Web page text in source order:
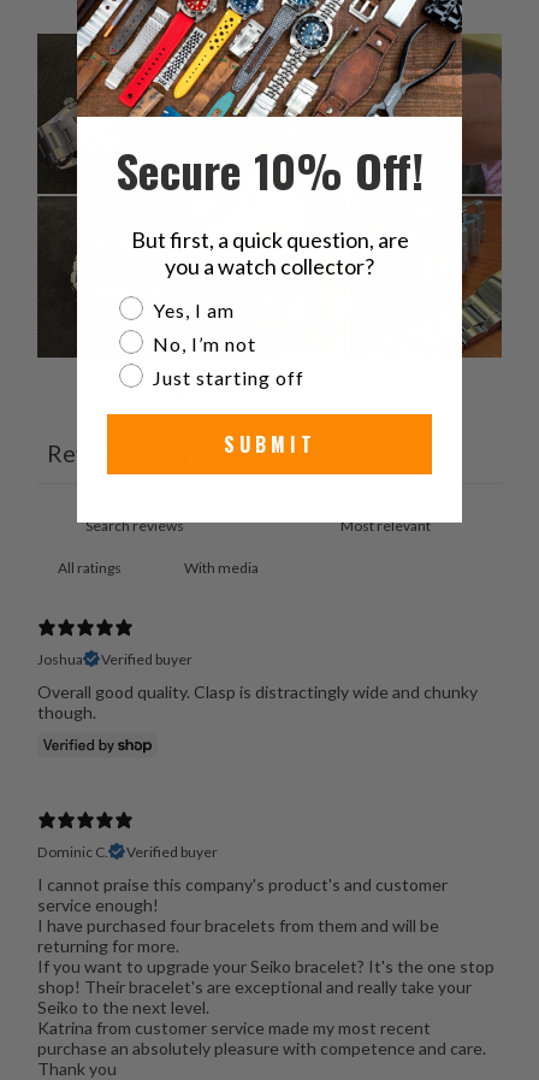
Ask a question
Reviews Questions 4
With media
Joshua Verified buyer
Overall good quality. Clasp is distractingly wide and chunky
though.
Dominic C. Verified buyer
I cannot praise this company's product's and customer
service enough!
I have purchased four bracelets from them and will be
returning for more.
If you want to upgrade your Seiko bracelet? It's the one stop
shop! Their bracelet's are exceptional and really take your
Seiko to the next level.
Katrina from customer service made my most recent
purchase an absolutely pleasure with competence and care.
Thank you
Secure 10% Off!
But first, a quick question, are
you a watch collector?
Are you a watch collector?
Yes, I am
No, I’m not
Just starting off
SUBMIT